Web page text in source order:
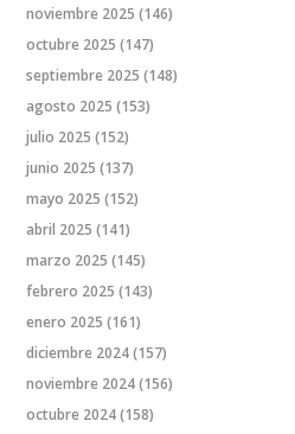
noviembre 2025 (146)
octubre 2025 (147)
septiembre 2025 (148)
agosto 2025 (153)
julio 2025 (152)
junio 2025 (137)
mayo 2025 (152)
abril 2025 (141)
marzo 2025 (145)
febrero 2025 (143)
enero 2025 (161)
diciembre 2024(157)
noviembre 2024(156)
octubre 2024(158)